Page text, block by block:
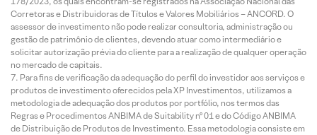
Corretoras e Distribuidoras de Títulos e Valores Mobiliários – ANCORD. O
assessor de investimento não pode realizar consultoria, administração ou
gestão de patrimônio de clientes, devendo atuar como intermediário e
solicitar autorização prévia do cliente para a realização de qualquer operação
no mercado de capitais.
Para fins de verificação da adequação do perfil do investidor aos serviços e
produtos de investimento oferecidos pela XP Investimentos, utilizamos a
metodologia de adequação dos produtos por portfólio, nos termos das
Regras e Procedimentos ANBIMA de Suitability nº 01 e do Código ANBIMA
de Distribuição de Produtos de Investimento. Essa metodologia consiste em